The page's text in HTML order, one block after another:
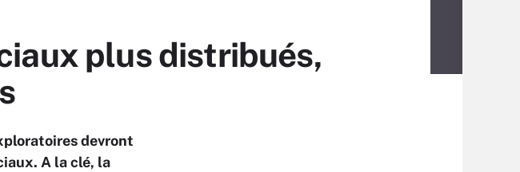
plus distribués,
devront
A la clé, la